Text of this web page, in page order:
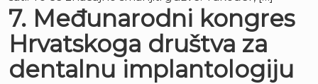
7. Međunarodni kongres
Hrvatskoga društva za
dentalnu implantologiju